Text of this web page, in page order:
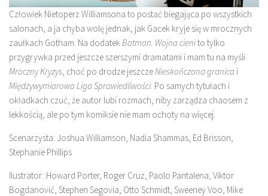
Człowiek Nietoperz Williamsona to postać biegająca po wszystkich
salonach, a ja chyba wolę jednak, jak Gacek kryje się w mrocznych
zaułkach Gotham. Na dodatek Batman. Wojna cienito tylko
przygrywka przed jeszcze szerszymi dramatami i mam tu na myśli
Mroczny Kryzys , choć po drodze jeszczeNieskończona granica i
Międzywymiarowa Liga Sprawiedliwości. Po samych tytułach i
okładkach czuć, że autor lubi rozmach, niby zarządza chaosem z
lekkością, ale po tym komiksie nie mam ochoty na więcej.
Scenarzysta: Joshua Williamson, Nadia Shammas, Ed Brisson,
Stephanie Phillips
Ilustrator: Howard Porter, Roger Cruz, Paolo Pantalena, Viktor
Bogdanović, Stephen Segovia, Otto Schmidt, Sweeney Voo, Mike